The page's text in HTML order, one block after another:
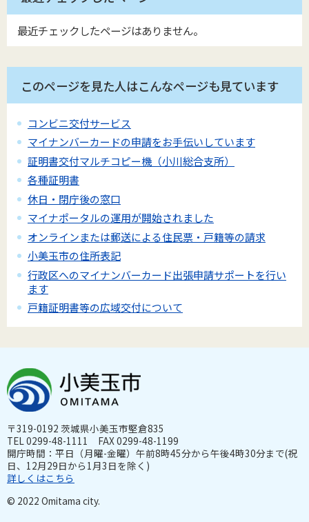
最近チェックしたページはありません。
このページを見た人はこんなページも見ています
コンビニ交付サービス
マイナンバーカードの申請をお手伝いしています
証明書交付マルチコピー機（小川総合支所）
各種証明書
休日・閉庁後の窓口
マイナポータルの運用が開始されました
オンラインまたは郵送による住民票・戸籍等の請求
小美玉市の住所表記
行政区へのマイナンバーカード出張申請サポートを行い
ます
戸籍証明書等の広域交付について
〒319-0192 茨城県小美玉市堅倉835
TEL 0299-48-1111 FAX 0299-48-1199
開庁時間：平日（月曜-金曜）午前8時45分から午後4時30分まで(祝
日、12月29日から1月3日を除く)
詳しくはこちら
© 2022 Omitama city.